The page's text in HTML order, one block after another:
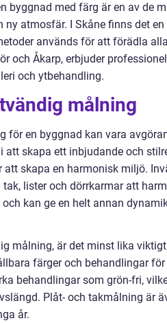
byggnad med färg är en av de
ny atmosfär. I Skåne finns det
används för att förädla
och Åkarp, erbjuder
och ytbehandling.
målning
för en byggnad kan vara
att skapa ett inbjudande och
skapa en harmonisk miljö.
lister och dörrkarmar att
kan ge en helt annan
målning, är det minst lika
färger och behandlingar
behandlingar som grön-fri,
Plåt- och takmålning är
år.